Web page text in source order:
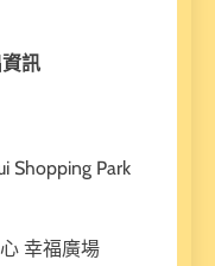
訊
Shopping Park
幸福廣場